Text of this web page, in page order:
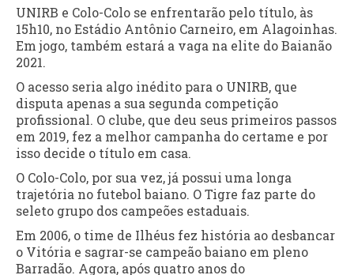
UNIRB e Colo-Colo se enfrentarão pelo título, às
15h10, no Estádio Antônio Carneiro, em Alagoinhas.
Em jogo, também estará a vaga na elite do Baianão
2021.
O acesso seria algo inédito para o UNIRB, que
disputa apenas a sua segunda competição
profissional. O clube, que deu seus primeiros passos
em 2019, fez a melhor campanha do certame e por
isso decide o título em casa.
O Colo-Colo, por sua vez, já possui uma longa
trajetória no futebol baiano. O Tigre faz parte do
seleto grupo dos campeões estaduais.
Em 2006, o time de Ilhéus fez história ao desbancar
o Vitória e sagrar-se campeão baiano em pleno
Barradão. Agora, após quatro anos do